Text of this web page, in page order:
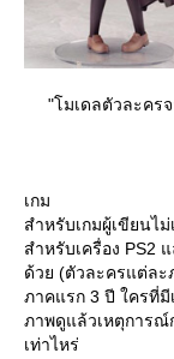
"โมเดลตัวละคร
เกม
สำหรับเกมผู้เขียนไ
สำหรับเครื่อง PS2
ด้วย (ตัวละครแต่ละ
ภาคแรก 3 ปี ใครที่มี
ภาพดูแล้วเหตุการณ์
เท่าไหร่